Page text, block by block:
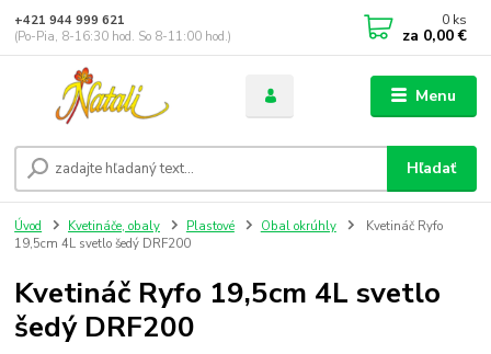
Menu
Hľadať
+421 944 999 621
(Po-Pia, 8-16:30 hod. So 8-11:00 hod.)
0 ks
za 0,00 €
Úvod Kvetináče, obaly Plastové Obal okrúhly
Kvetináč Ryfo
19,5cm 4L svetlo šedý DRF200
Kvetináč Ryfo 19,5cm 4L svetlo
šedý DRF200